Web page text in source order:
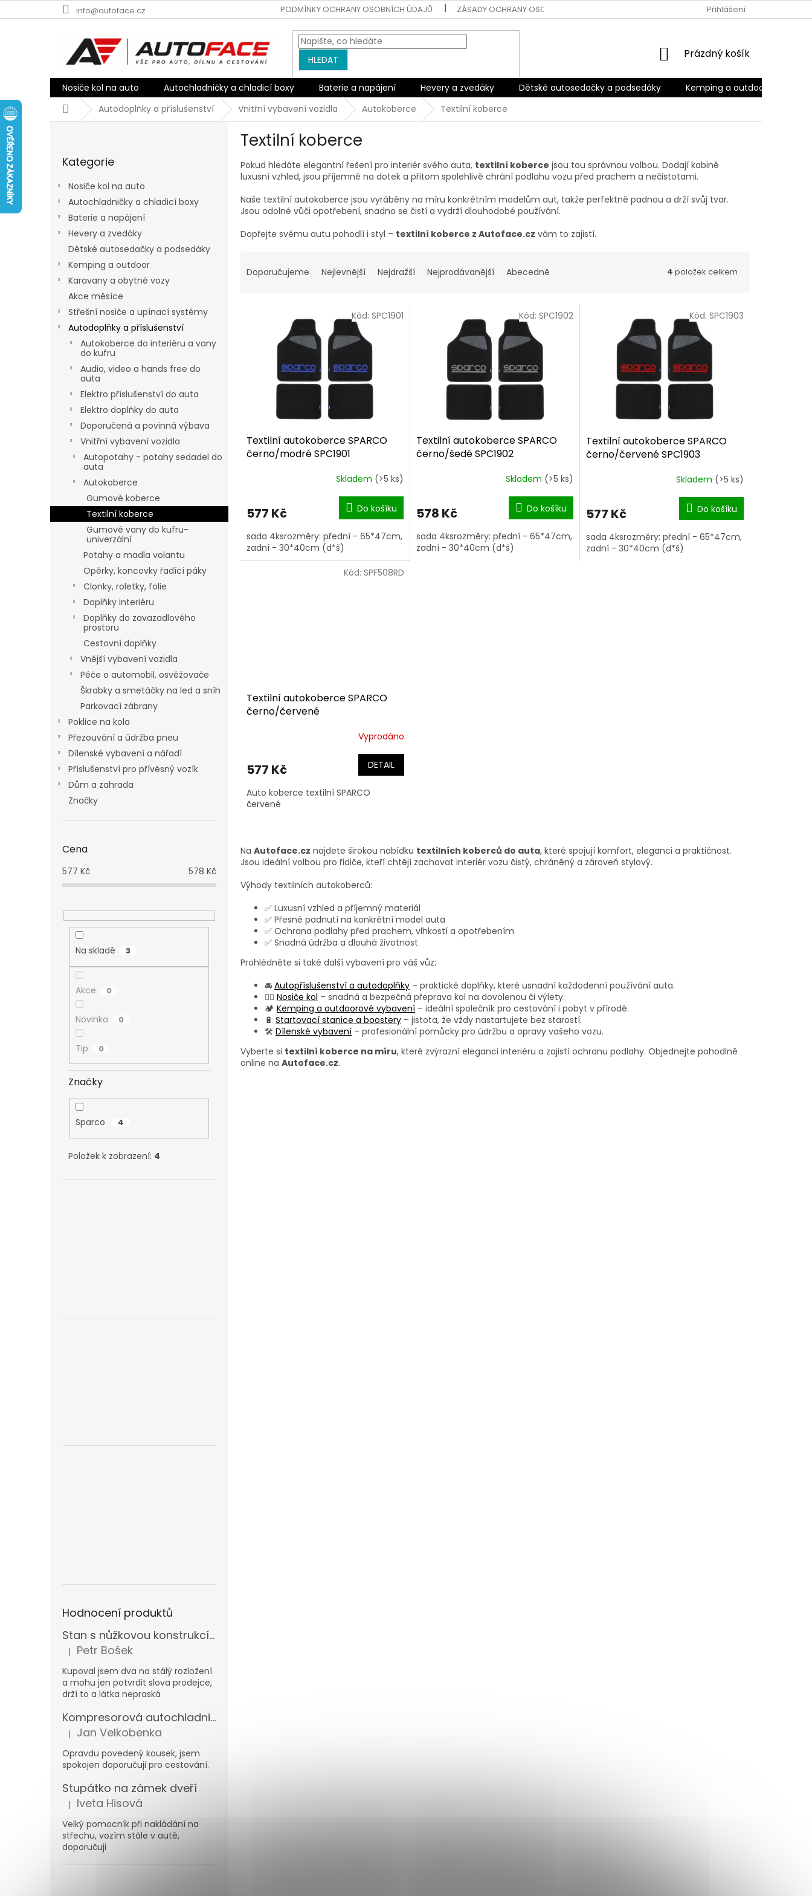
na
info@autoface.cz PODMÍNKY OCHRANY OSOBNÍCH ÚDAJŮ ZÁSADY OCHRANY OSOBNÍCH ÚDAJŮ ODSTOUPENÍ OD SMLOUVYPřihlášení
HLEDAT
NÁKUPNÍ
Prázdný košík
Nosiče kol na auto Autochladničky a chladicí boxy Baterie a napájení Hevery a zvedáky Dětské autosedačky a podsedáky Kemping a outdoor
DomůAutodoplňky a příslušenství Vnitřní vybavení vozidla Autokoberce Textilní koberce
kategorie
Kategorie
Nosiče kol na auto
Autochladničky a chladicí boxy
Baterie a napájení
Hevery a zvedáky
Dětské autosedačky a podsedáky
Kemping a outdoor
Karavany a obytné vozy
Akce měsíce
Střešní nosiče a upínací systémy
Autodoplňky a příslušenství
Autokoberce do interiéru a vany
do kufru
Audio, video a hands free do
auta
Elektro příslušenství do auta
Elektro doplňky do auta
Doporučená a povinná výbava
Vnitřní vybavení vozidla
Autopotahy - potahy sedadel do
auta
Autokoberce
Gumové koberce
Textilní koberce
Gumové vany do kufru-
univerzální
Potahy a madla volantu
Opěrky, koncovky řadící páky
Clonky, roletky, folie
Doplňky interiéru
Doplňky do zavazadlového
prostoru
Cestovní doplňky
Vnější vybavení vozidla
Péče o automobil, osvěžovače
Škrabky a smetáčky na led a sníh
Parkovací zábrany
Poklice na kola
Přezouvání a údržba pneu
Dílenské vybavení a nářadí
Příslušenství pro přívěsný vozík
Dům a zahrada
Značky
Cena
577 Kč 578 Kč
Na skladě 3
Akce 0
Novinka 0
Tip 0
Značky
Sparco 4
Položek k zobrazení: 4
Hodnocení produktů
Stan s nůžkovou konstrukcí 3x3m
Hodnocení produktu je 5 z 5 hvězdiček.
| Petr Bošek
Kupoval jsem dva na stálý rozložení
a mohu jen potvrdit slova prodejce,
drží to a látka nepraská
Kompresorová autochladnička Carbest MaxiFreezer 40 l 12/230 V -20 °C
Hodnocení produktu je 5 z 5 hvězdiček.
| Jan Velkobenka
Opravdu povedený kousek, jsem
spokojen doporučuji pro cestování.
Stupátko na zámek dveří
Hodnocení produktu je 5 z 5 hvězdiček.
| Iveta Hisová
Velký pomocník při nakládání na
střechu, vozím stále v autě,
doporučuji
Textilní koberce
Pokud hledáte elegantní řešení pro interiér svého auta, textilní koberce jsou tou správnou volbou. Dodají kabině
luxusní vzhled, jsou příjemné na dotek a přitom spolehlivě chrání podlahu vozu před prachem a nečistotami.
Naše textilní autokoberce jsou vyráběny na míru konkrétním modelům aut, takže perfektně padnou a drží svůj tvar.
Jsou odolné vůči opotřebení, snadno se čistí a vydrží dlouhodobé používání.
Dopřejte svému autu pohodlí i styl – textilní koberce z Autoface.cz vám to zajistí.
aDoporučujeme Nejlevnější Nejdražší Nejprodávanější Abecedně 4 položek celkem
Textilní autokoberce SPARCO
černo/modré SPC1901
Skladem (>5 ks)
577 Kč Do košíku
sada 4ksrozměry: přední - 65*47cm,
zadní - 30*40cm (d*š)
Kód: SPC1901
Textilní autokoberce SPARCO
černo/šedé SPC1902
Skladem (>5 ks)
578 Kč Do košíku
sada 4ksrozměry: přední - 65*47cm,
zadní - 30*40cm (d*š)
Kód: SPC1902
Textilní autokoberce SPARCO
černo/červené SPC1903
je
z
5
Skladem (>5 ks)
577 Kč Do košíku
sada 4ksrozměry: přední - 65*47cm,
zadní - 30*40cm (d*š)
Kód: SPC1903
Textilní autokoberce SPARCO
černo/červené
Vyprodáno
577 Kč DETAIL
Auto koberce textilní SPARCO
červené
Kód: SPF508RD
v
l
á
r
v
ý
p
i
s
u
Na Autoface.cz najdete širokou nabídku textilních koberců do auta, které spojují komfort, eleganci a praktičnost.
Jsou ideální volbou pro řidiče, kteří chtějí zachovat interiér vozu čistý, chráněný a zároveň stylový.
Výhody textilních autokoberců:
✅ Luxusní vzhled a příjemný materiál
✅ Přesné padnutí na konkrétní model auta
✅ Ochrana podlahy před prachem, vlhkostí a opotřebením
✅ Snadná údržba a dlouhá životnost
Prohlédněte si také další vybavení pro váš vůz:
🚘 Autopříslušenství a autodoplňky – praktické doplňky, které usnadní každodenní používání auta.
🚴‍♂️ Nosiče kol – snadná a bezpečná přeprava kol na dovolenou či výlety.
🏕️ Kemping a outdoorové vybavení – ideální společník pro cestování i pobyt v přírodě.
🔋 Startovací stanice a boostery – jistota, že vždy nastartujete bez starostí.
🛠️ Dílenské vybavení – profesionální pomůcky pro údržbu a opravy vašeho vozu.
Vyberte si textilní koberce na míru, které zvýrazní eleganci interiéru a zajistí ochranu podlahy. Objednejte pohodlně
online na Autoface.cz.